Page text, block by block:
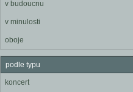
v budoucnu
v minulosti
oboje
podle typu
koncert